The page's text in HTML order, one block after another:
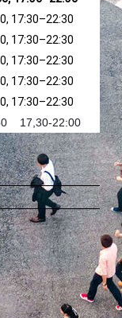
17:30–22:30
17:30–22:30
17:30–22:30
17:30–22:30
17:30–22:30
17,30-22:00